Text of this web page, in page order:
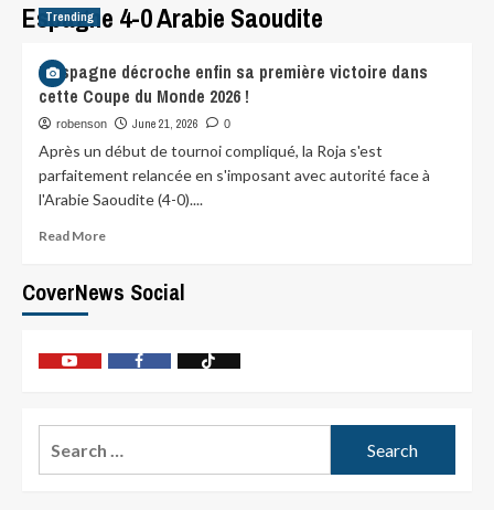
Espagne 4-0 Arabie Saoudite
Trending
L’Espagne décroche enfin sa première victoire dans
cette Coupe du Monde 2026 !
robenson June 21, 2026 0
Après un début de tournoi compliqué, la Roja s'est
parfaitement relancée en s'imposant avec autorité face à
l'Arabie Saoudite (4-0)....
Read More
CoverNews Social